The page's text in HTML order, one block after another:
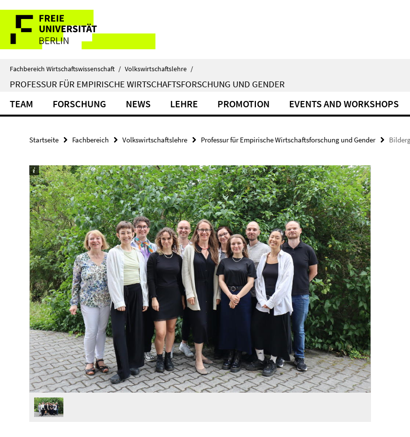
direkt
Inhalt
Service-
Navigation
Fachbereich Wirtschaftswissenschaft / Volkswirtschaftslehre /
PROFESSUR FÜR EMPIRISCHE WIRTSCHAFTSFORSCHUNG UND GENDER
TEAM FORSCHUNG NEWS LEHRE PROMOTION EVENTS AND WORKSHOPS
Startseite Fachbereich Volkswirtschaftslehre Professur für Empirische Wirtschaftsforschung und Gender